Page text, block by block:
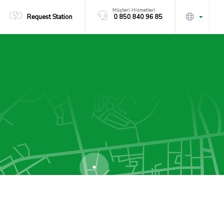
Müşteri Hizmetleri
0 850 840 96 85
Request Station